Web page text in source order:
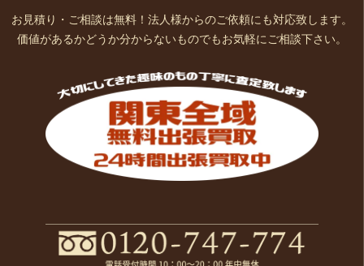
お見積り・ご相談は無料！法人様からのご依頼にも対応致します。
価値があるかどうか分からないものでもお気軽にご相談下さい。